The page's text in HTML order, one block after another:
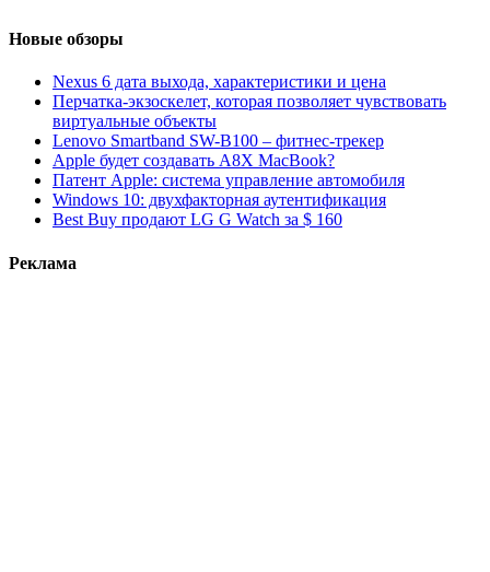
Новые обзоры
Nexus 6 дата выхода, характеристики и цена
Перчатка-экзоскелет, которая позволяет чувствовать
виртуальные объекты
Lenovo Smartband SW-B100 – фитнес-трекер
Apple будет создавать A8X MacBook?
Патент Apple: система управление автомобиля
Windows 10: двухфакторная аутентификация
Best Buy продают LG G Watch за $ 160
Реклама